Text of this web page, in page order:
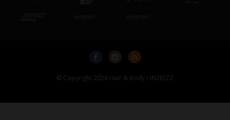
© Copyright 2026 Hair & Body / IN2BIZZ